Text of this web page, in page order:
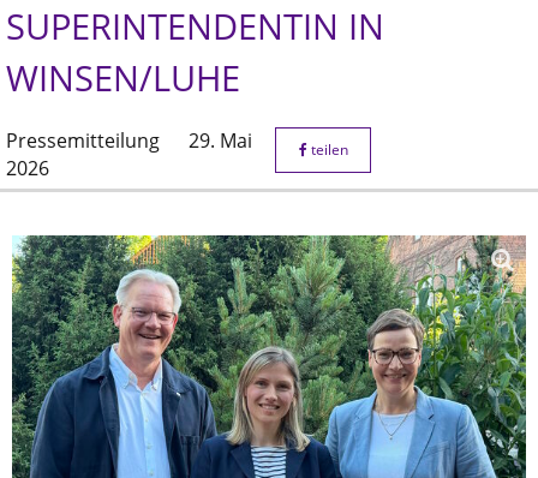
SUPERINTENDENTIN IN
WINSEN/LUHE
Pressemitteilung
29. Mai
2026
teilen